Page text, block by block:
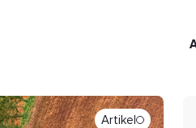
Artikel